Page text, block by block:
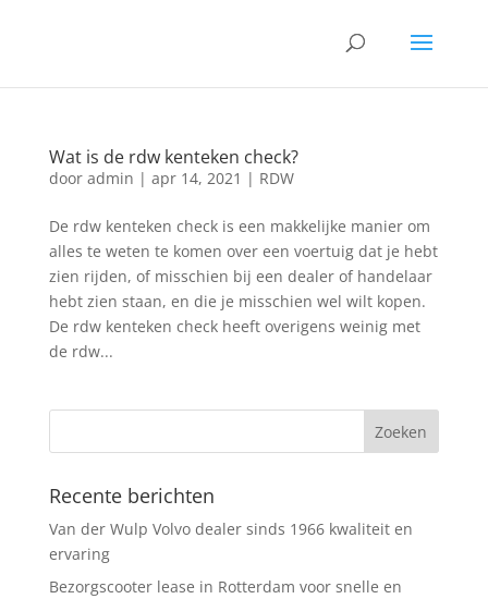
Wat is de rdw kenteken check?
door admin | apr 14, 2021 | RDW
De rdw kenteken check is een makkelijke manier om
alles te weten te komen over een voertuig dat je hebt
zien rijden, of misschien bij een dealer of handelaar
hebt zien staan, en die je misschien wel wilt kopen.
De rdw kenteken check heeft overigens weinig met
de rdw...
Recente berichten
Van der Wulp Volvo dealer sinds 1966 kwaliteit en
ervaring
Bezorgscooter lease in Rotterdam voor snelle en